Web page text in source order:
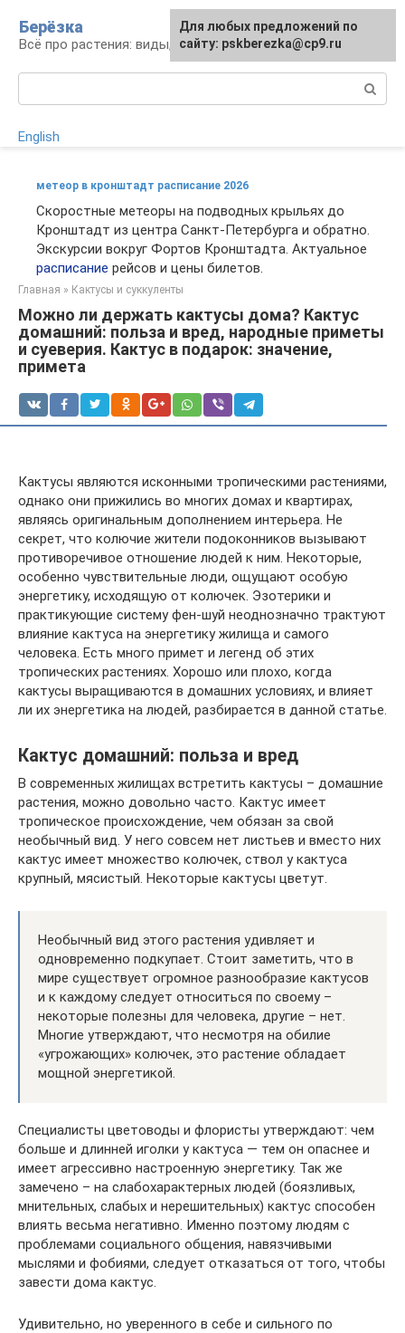
контенту
Берёзка
Всё про растения: виды, выращивание, уход
English
метеор в кронштадт расписание 2026
Скоростные метеоры на подводных крыльях до
Кронштадт из центра Санкт-Петербурга и обратно.
Экскурсии вокруг Фортов Кронштадта. Актуальное
расписание рейсов и цены билетов.
Главная » Кактусы и суккуленты
Можно ли держать кактусы дома? Кактус
домашний: польза и вред, народные приметы
и суеверия. Кактус в подарок: значение,
примета
Кактусы являются исконными тропическими растениями,
однако они прижились во многих домах и квартирах,
являясь оригинальным дополнением интерьера. Не
секрет, что колючие жители подоконников вызывают
противоречивое отношение людей к ним. Некоторые,
особенно чувствительные люди, ощущают особую
энергетику, исходящую от колючек. Эзотерики и
практикующие систему фен-шуй неоднозначно трактуют
влияние кактуса на энергетику жилища и самого
человека. Есть много примет и легенд об этих
тропических растениях. Хорошо или плохо, когда
кактусы выращиваются в домашних условиях, и влияет
ли их энергетика на людей, разбирается в данной статье.
Кактус домашний: польза и вред
В современных жилищах встретить кактусы – домашние
растения, можно довольно часто. Кактус имеет
тропическое происхождение, чем обязан за свой
необычный вид. У него совсем нет листьев и вместо них
кактус имеет множество колючек, ствол у кактуса
крупный, мясистый. Некоторые кактусы цветут.
Необычный вид этого растения удивляет и
одновременно подкупает. Стоит заметить, что в
мире существует огромное разнообразие кактусов
и к каждому следует относиться по своему –
некоторые полезны для человека, другие – нет.
Многие утверждают, что несмотря на обилие
«угрожающих» колючек, это растение обладает
мощной энергетикой.
Специалисты цветоводы и флористы утверждают: чем
больше и длинней иголки у кактуса — тем он опаснее и
имеет агрессивно настроенную энергетику. Так же
замечено – на слабохарактерных людей (боязливых,
мнительных, слабых и нерешительных) кактус способен
влиять весьма негативно. Именно поэтому людям с
проблемами социального общения, навязчивыми
мыслями и фобиями, следует отказаться от того, чтобы
завести дома кактус.
Удивительно, но уверенного в себе и сильного по
Для любых предложений по
сайту: pskberezka@cp9.ru